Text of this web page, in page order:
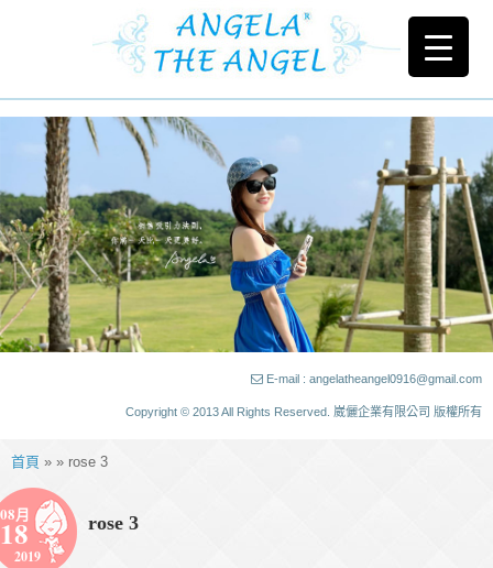
E-mail : angelatheangel0916@gmail.com
Copyright © 2013 All Rights Reserved. 崴儷企業有限公司 版權所有
首頁 » » rose 3
08月
18
2019
rose 3